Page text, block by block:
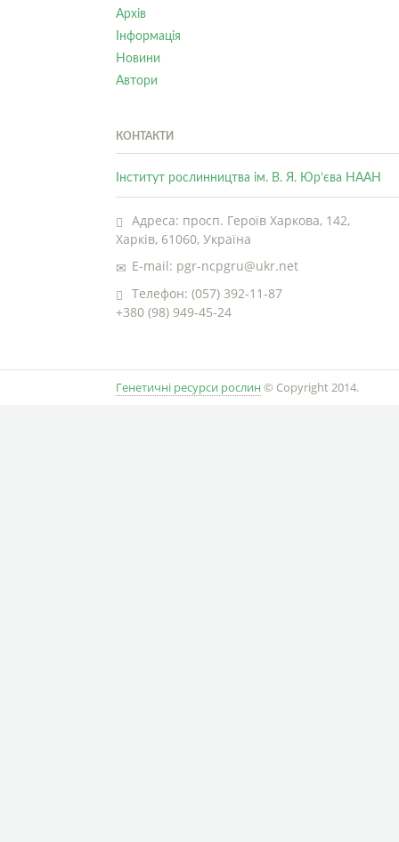
Архів
Інформація
Новини
Автори
КОНТАКТИ
Інститут рослинництва ім. В. Я. Юр’єва НААН
Адреса: просп. Героїв Харкова, 142,
Харків, 61060, Україна
E-mail: pgr-ncpgru@ukr.net
Телефон: (057) 392-11-87
+380 (98) 949-45-24
Генетичні ресурси рослин © Copyright 2014.